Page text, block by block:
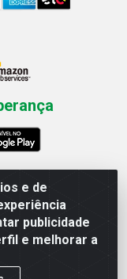
e de
publicidade
e melhorar a
Filho, 291 -
335 - CNPJ